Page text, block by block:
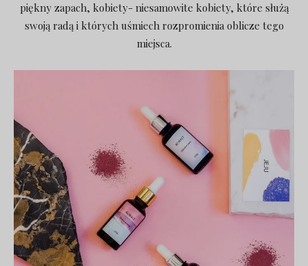
piękny zapach, kobiety- niesamowite kobiety, które służą
swoją radą i których uśmiech rozpromienia oblicze tego
miejsca.